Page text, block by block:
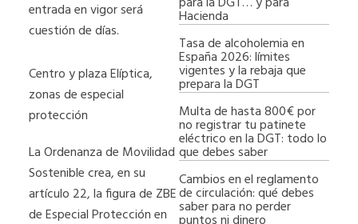
entrada en vigor será
cuestión de días.
Centro y plaza Elíptica,
zonas de especial
protección
La Ordenanza de Movilidad
Sostenible crea, en su
artículo 22, la figura de ZBE
de Especial Protección en
Hacienda
Tasa de alcoholemia en
España 2026: límites
vigentes y la rebaja que
prepara la DGT
Multa de hasta 800€ por
no registrar tu patinete
eléctrico en la DGT: todo lo
que debes saber
Cambios en el reglamento
de circulación: qué debes
saber para no perder